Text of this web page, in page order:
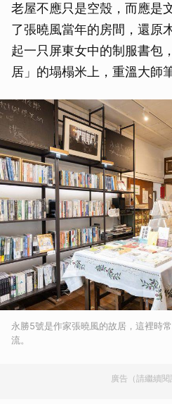
老屋不應只是空殼，而應是
了張曉風當年的房間，還原
起一只屏東女中的制服書包
居」的塌榻米上，重溫大師
永勝5號是作家張曉風的故居，這裡時
流。
廣告（請繼續閱